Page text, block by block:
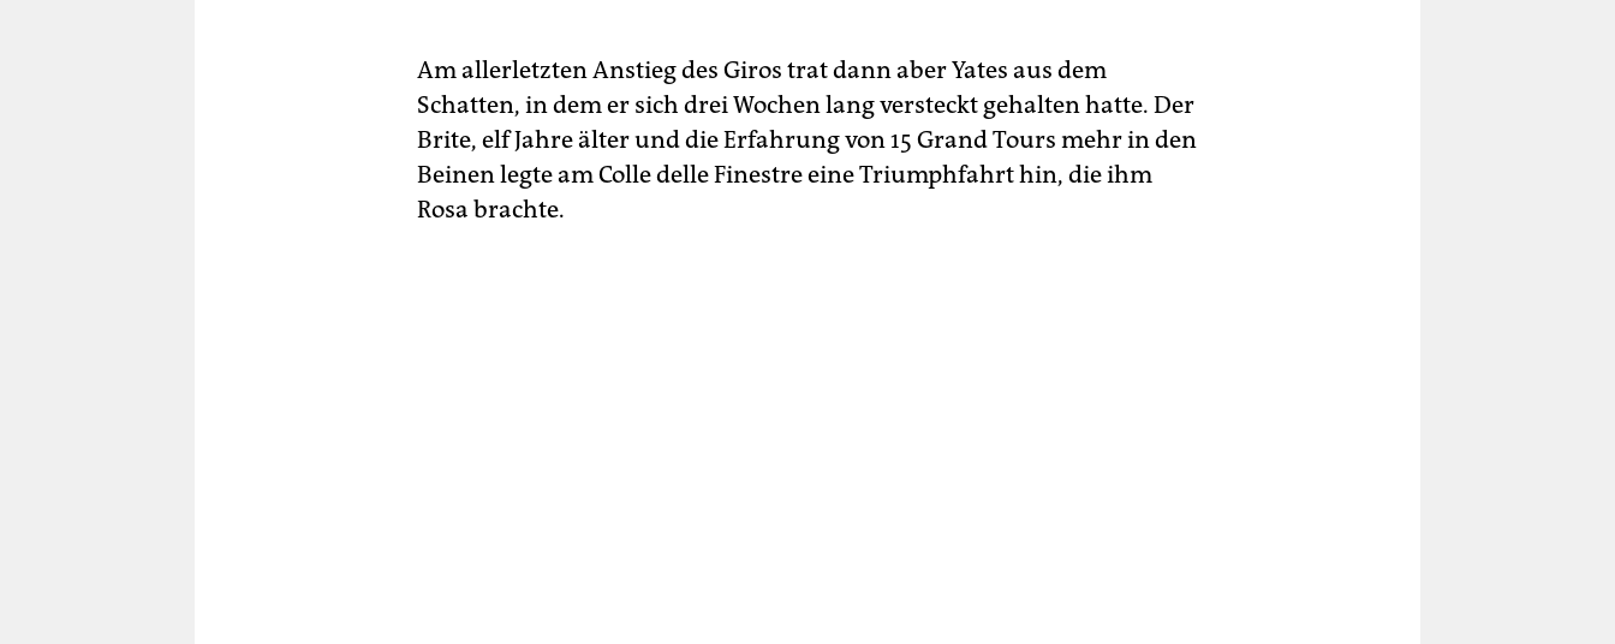
Am allerletzten Anstieg des Giros trat dann aber Yates aus dem
Schatten, in dem er sich drei Wochen lang versteckt gehalten hatte. Der
Brite, elf Jahre älter und die Erfahrung von 15 Grand Tours mehr in den
Beinen legte am Colle delle Finestre eine Triumphfahrt hin, die ihm
Rosa brachte.